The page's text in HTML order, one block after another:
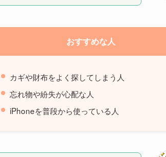
おすすめな人
カギや財布をよく探してしまう人
忘れ物や紛失が心配な人
iPhoneを普段から使っている人